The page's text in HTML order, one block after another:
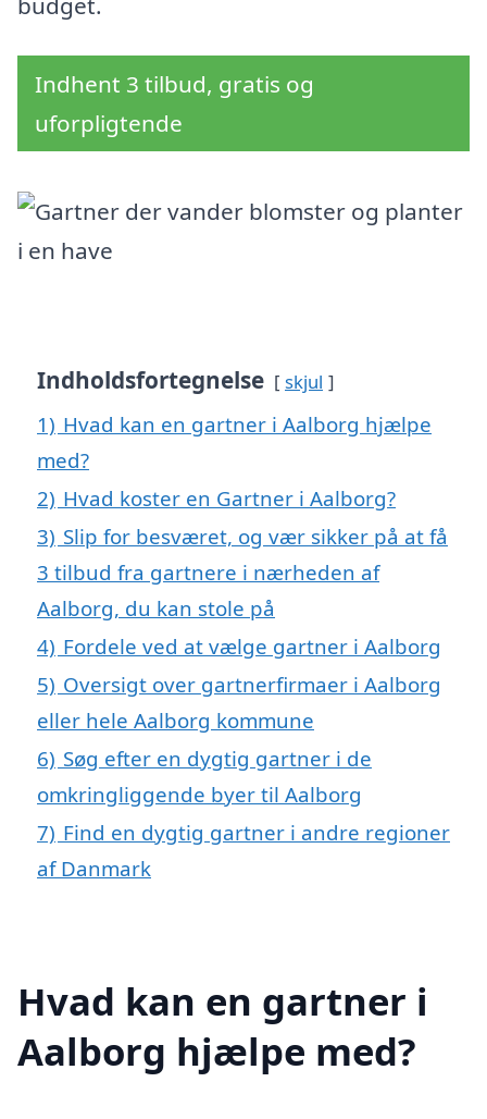
Indhent 3 tilbud, gratis og
uforpligtende
Indholdsfortegnelse skjul
1) Hvad kan en gartner i Aalborg hjælpe
med?
2) Hvad koster en Gartner i Aalborg?
3) Slip for besværet, og vær sikker på at få
3 tilbud fra gartnere i nærheden af
Aalborg, du kan stole på
4) Fordele ved at vælge gartner i Aalborg
5) Oversigt over gartnerfirmaer i Aalborg
eller hele Aalborg kommune
6) Søg efter en dygtig gartner i de
omkringliggende byer til Aalborg
7) Find en dygtig gartner i andre regioner
af Danmark
Hvad kan en gartner i
Aalborg hjælpe med?